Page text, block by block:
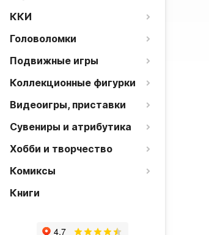
ККИ
Головоломки
Подвижные игры
Коллекционные фигурки
Видеоигры, приставки
Сувениры и атрибутика
Хобби и творчество
Комиксы
Книги